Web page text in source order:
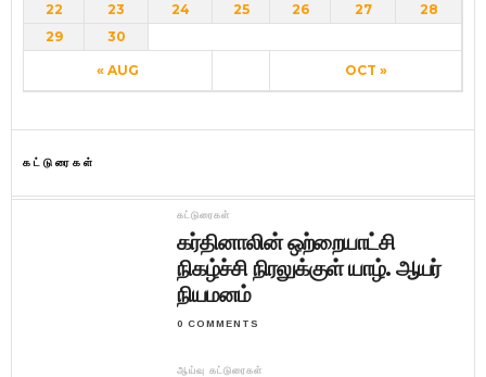
« AUG OCT »
22
23 24 25 26 27
28
29
30
கட்டுரைகள்
கட்டுரைகள்
கர்தினாலின் ஒற்றையாட்சி
நிகழ்ச்சி நிரலுக்குள் யாழ். ஆயர்
நியமனம்
0 COMMENTS
ஆய்வு கட்டுரைகள்